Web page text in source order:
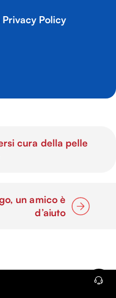
Privacy Policy
cura della pelle
un amico è
d’aiuto